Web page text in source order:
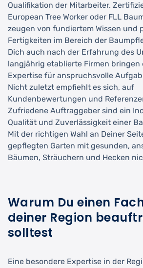
Qualifikation der Mitarbeiter.
European Tree Worker oder FLL
zeugen von fundiertem Wissen und
Fertigkeiten im Bereich der
Dich auch nach der Erfahrung des
langjährig etablierte Firmen
Expertise für anspruchsvolle
Nicht zuletzt empfiehlt es sich, auf
Kundenbewertungen und
Zufriedene Auftraggeber sind ein
Qualität und Zuverlässigkeit einer
Mit der richtigen Wahl an Deiner
gepflegten Garten mit gesunden,
Bäumen, Sträuchern und Hecken
Warum Du einen
deiner Region
solltest
Eine besondere Expertise in der